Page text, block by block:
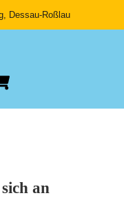
Dessau-Roßlau
an